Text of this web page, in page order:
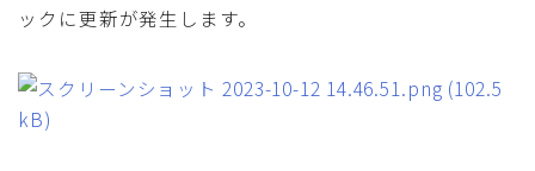
ックに更新が発生します。